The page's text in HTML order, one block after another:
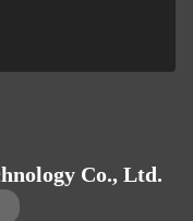
Co., Ltd.